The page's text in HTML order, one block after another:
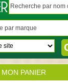
MON PANIER